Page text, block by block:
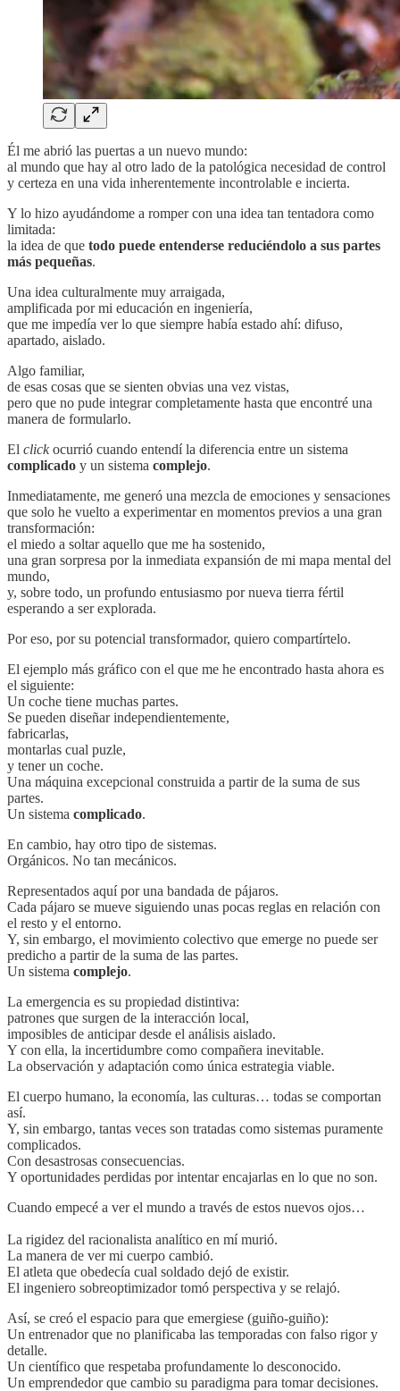
Él me abrió las puertas a un nuevo mundo:
al mundo que hay al otro lado de la patológica necesidad de control
y certeza en una vida inherentemente incontrolable e incierta.
Y lo hizo ayudándome a romper con una idea tan tentadora como
limitada:
la idea de que todo puede entenderse reduciéndolo a sus partes
más pequeñas.
Una idea culturalmente muy arraigada,
amplificada por mi educación en ingeniería,
que me impedía ver lo que siempre había estado ahí: difuso,
apartado, aislado.
Algo familiar,
de esas cosas que se sienten obvias una vez vistas,
pero que no pude integrar completamente hasta que encontré una
manera de formularlo.
El clickocurrió cuando entendí la diferencia entre un sistema
complicado y un sistema complejo.
Inmediatamente, me generó una mezcla de emociones y sensaciones
que solo he vuelto a experimentar en momentos previos a una gran
transformación:
el miedo a soltar aquello que me ha sostenido,
una gran sorpresa por la inmediata expansión de mi mapa mental del
mundo,
y, sobre todo, un profundo entusiasmo por nueva tierra fértil
esperando a ser explorada.
Por eso, por su potencial transformador, quiero compartírtelo.
El ejemplo más gráfico con el que me he encontrado hasta ahora es
el siguiente:
Un coche tiene muchas partes.
Se pueden diseñar independientemente,
fabricarlas,
montarlas cual puzle,
y tener un coche.
Una máquina excepcional construida a partir de la suma de sus
partes.
Un sistema complicado.
En cambio, hay otro tipo de sistemas.
Orgánicos. No tan mecánicos.
Representados aquí por una bandada de pájaros.
Cada pájaro se mueve siguiendo unas pocas reglas en relación con
el resto y el entorno.
Y, sin embargo, el movimiento colectivo que emerge no puede ser
predicho a partir de la suma de las partes.
Un sistema complejo.
La emergencia es su propiedad distintiva:
patrones que surgen de la interacción local,
imposibles de anticipar desde el análisis aislado.
Y con ella, la incertidumbre como compañera inevitable.
La observación y adaptación como única estrategia viable.
El cuerpo humano, la economía, las culturas… todas se comportan
así.
Y, sin embargo, tantas veces son tratadas como sistemas puramente
complicados.
Con desastrosas consecuencias.
Y oportunidades perdidas por intentar encajarlas en lo que no son.
Cuando empecé a ver el mundo a través de estos nuevos ojos…
La rigidez del racionalista analítico en mí murió.
La manera de ver mi cuerpo cambió.
El atleta que obedecía cual soldado dejó de existir.
El ingeniero sobreoptimizador tomó perspectiva y se relajó.
Así, se creó el espacio para que emergiese (guiño-guiño):
Un entrenador que no planificaba las temporadas con falso rigor y
detalle.
Un científico que respetaba profundamente lo desconocido.
Un emprendedor que cambio su paradigma para tomar decisiones.